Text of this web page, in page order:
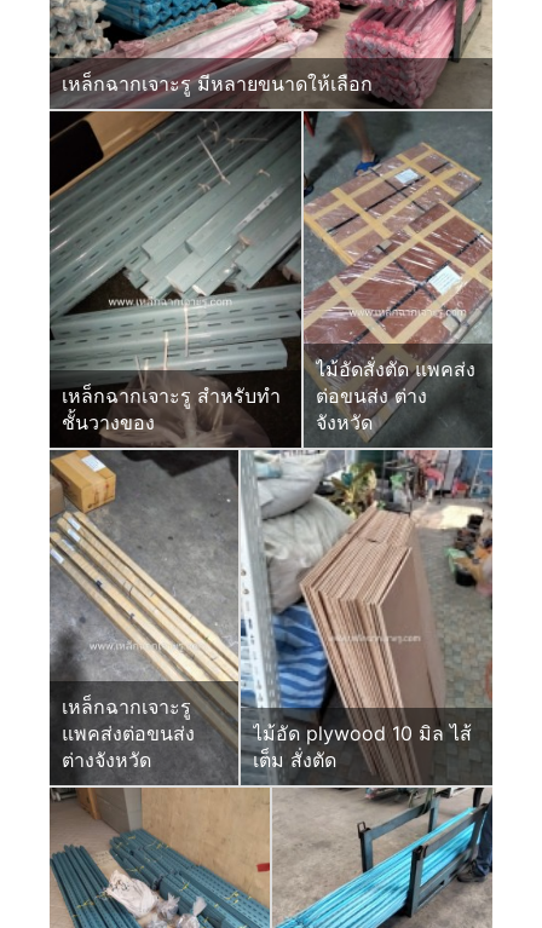
เหล็กฉากเจาะรู มีหลายขนาดให้เลือก
เหล็กฉากเจาะรู สำหรับทำ
ชั้นวางของ
ไม้อัดสั่งตัด แพคส่ง
ต่อขนส่ง ต่าง
จังหวัด
เหล็กฉากเจาะรู
แพคส่งต่อขนส่ง
ต่างจังหวัด
ไม้อัด plywood 10 มิล ไส้
เต็ม สั่งตัด